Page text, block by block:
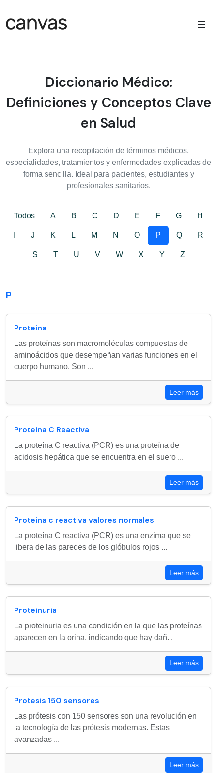
Diccionario Médico:
Definiciones y Conceptos Clave
en Salud
Explora una recopilación de términos médicos,
especialidades, tratamientos y enfermedades explicadas de
forma sencilla. Ideal para pacientes, estudiantes y
profesionales sanitarios.
Todos A B C D E F G H
J K L M N O P Q R
S T U V W X Y Z
P
Proteina
Las proteínas son macromoléculas compuestas de
aminoácidos que desempeñan varias funciones en el
cuerpo humano. Son ...
Leer más
Proteina C Reactiva
La proteína C reactiva (PCR) es una proteína de
acidosis hepática que se encuentra en el suero ...
Leer más
Proteina c reactiva valores normales
La proteína C reactiva (PCR) es una enzima que se
libera de las paredes de los glóbulos rojos ...
Leer más
Proteinuria
La proteinuria es una condición en la que las proteínas
aparecen en la orina, indicando que hay dañ...
Leer más
Protesis 150 sensores
Las prótesis con 150 sensores son una revolución en
la tecnología de las prótesis modernas. Estas
avanzadas ...
Leer más